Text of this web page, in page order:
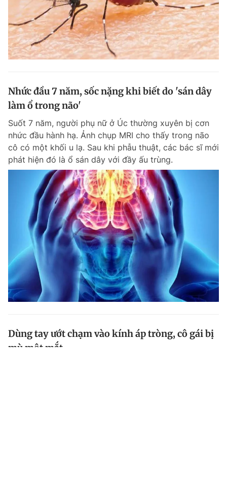
Nhức đầu 7 năm, sốc nặng khi biết do 'sán dây
làm ổ trong não'
Suốt 7 năm, người phụ nữ ở Úc thường xuyên bị cơn
nhức đầu hành hạ. Ảnh chụp MRI cho thấy trong não
cô có một khối u lạ. Sau khi phẫu thuật, các bác sĩ mới
phát hiện đó là ổ sán dây với đầy ấu trùng.
Dùng tay ướt chạm vào kính áp tròng, cô gái bị
mù một mắt